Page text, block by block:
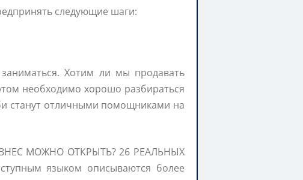
следующие шаги:
Хотим ли мы продавать
необходимо хорошо разбираться
станут отличными помощниками на
МОЖНО ОТКРЫТЬ? 26 РЕАЛЬНЫХ
языком описываются более